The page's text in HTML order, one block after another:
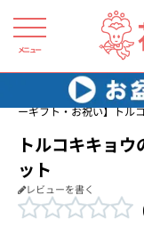
メニュー
花キューピット ペッ
ーギフト・お祝い】トル
トルコキキョ
ット
レビューを書く